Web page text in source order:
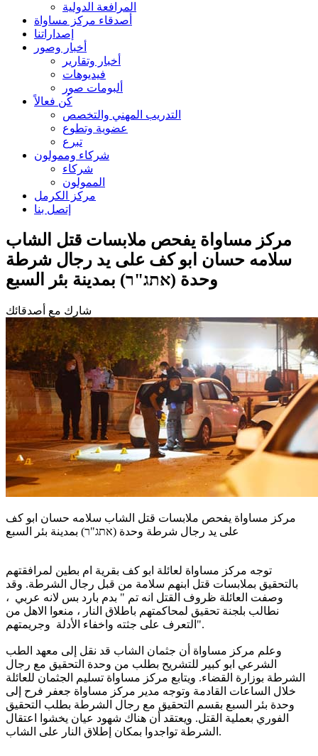
المرافعة الدولية
أصدقاء مركز مساواة
إصداراتنا
أخبار وصور
أخبار وتقارير
فيديوهات
ألبومات صور
كُن فعالاً
التدريب المهني والتخصص
عضوية وتطوع
تبرع
شركاء وممولون
شركاء
الممولون
مركز الكرمل
إتصل بنا
مركز مساواة يفحص ملابسات قتل الشاب
سلامه حسان ابو كف على يد رجال شرطة
وحدة (אתג"ר) بمدينة بئر السبع
شارك مع أصدقائك
مركز مساواة يفحص ملابسات قتل الشاب سلامه حسان ابو كف
على يد رجال شرطة وحدة (אתג"ר) بمدينة بئر السبع
توجه مركز مساواة لعائلة ابو كف بقرية ام بطين لمرافقتهم
بالتحقيق بملابسات قتل ابنهم سلامة من قبل رجال الشرطة. وقد
وصفت العائلة ظروف القتل انه تم " بدم بارد بس لانه عربي ،
نطالب بلجنة تحقيق لمحاكمتهم باطلاق النار ، منعوا الاهل من
التعرف على جثته واخفاء الأدلة وجريمتهم".
وعلم مركز مساواة أن جثمان الشاب قد نقل إلى معهد الطب
الشرعي ابو كبير للتشريح بطلب من وحدة التحقيق مع رجال
الشرطة بوزارة القضاء. ويتابع مركز مساواة تسليم الجثمان للعائلة
خلال الساعات القادمة وتوجه مدير مركز مساواة جعفر فرح إلى
وحدة بئر السبع بقسم التحقيق مع رجال الشرطة بطلب التحقيق
الفوري بعملية القتل. ويعتقد أن هناك شهود عيان يخشوا اعتقال
الشرطة تواجدوا بمكان إطلاق النار على الشاب.